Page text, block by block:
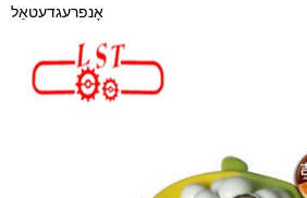
אָנפרעגדעטאַל